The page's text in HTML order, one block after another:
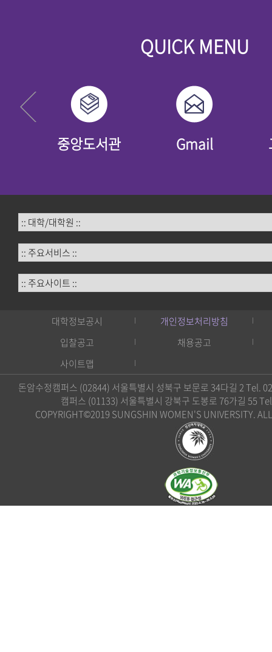
QUICK MENU
중앙도서관 Gmail
:: 대학/대학원 ::
:: 주요서비스 ::
:: 주요사이트 ::
대학정보공시
개인정보처리방침
입찰공고
채용공고
사이트맵
돈암수정캠퍼스 (02844) 서울특별시 성북구 보문로 34다길 2 Tel.
캠퍼스 (01133) 서울특별시 강북구 도봉로 76가길 55
COPYRIGHT©2019 SUNGSHIN WOMEN'S UNIVERSITY.